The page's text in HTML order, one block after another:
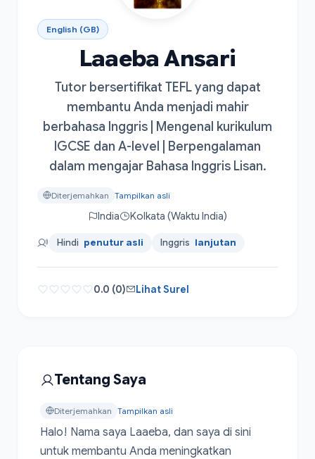
English (GB)
Laaeba Ansari
Tutor bersertifikat TEFL yang dapat
membantu Anda menjadi mahir
berbahasa Inggris | Mengenal kurikulum
IGCSE dan A-level | Berpengalaman
dalam mengajar Bahasa Inggris Lisan.
Diterjemahkan Tampilkan asli
India Kolkata (Waktu India)
Hindi penutur asli Inggris lanjutan
0.0 (0) Lihat Surel
Tentang Saya
Diterjemahkan Tampilkan asli
Halo! Nama saya Laaeba, dan saya di sini
untuk membantu Anda meningkatkan